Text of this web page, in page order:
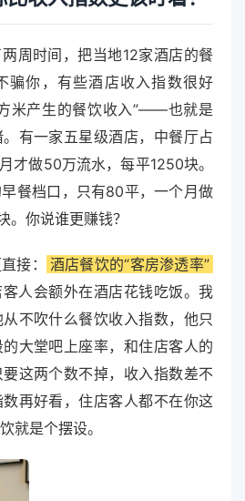
周时间，把当地12家酒店的餐
骗你，有些酒店收入指数很好
米产生的餐饮收入”——也就是
有一家五星级酒店，中餐厅占
才做50万流水，每平1250块。
餐档口，只有80平，一个月做
你说谁更赚钱？
接：
酒店餐饮的“客房渗透率”
人会额外在酒店花钱吃饭。我
不吹什么餐饮收入指数，他只
大堂吧上座率，和住店客人的
这两个数不掉，收入指数差不
再好看，住店客人都不在你这
就是个摆设。